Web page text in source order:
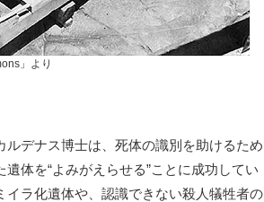
」より
デナス博士は、死体の識別を助けるため
体を“よみがえらせる”ことに成功してい
ラ化遺体や、認識できない殺人犠牲者の